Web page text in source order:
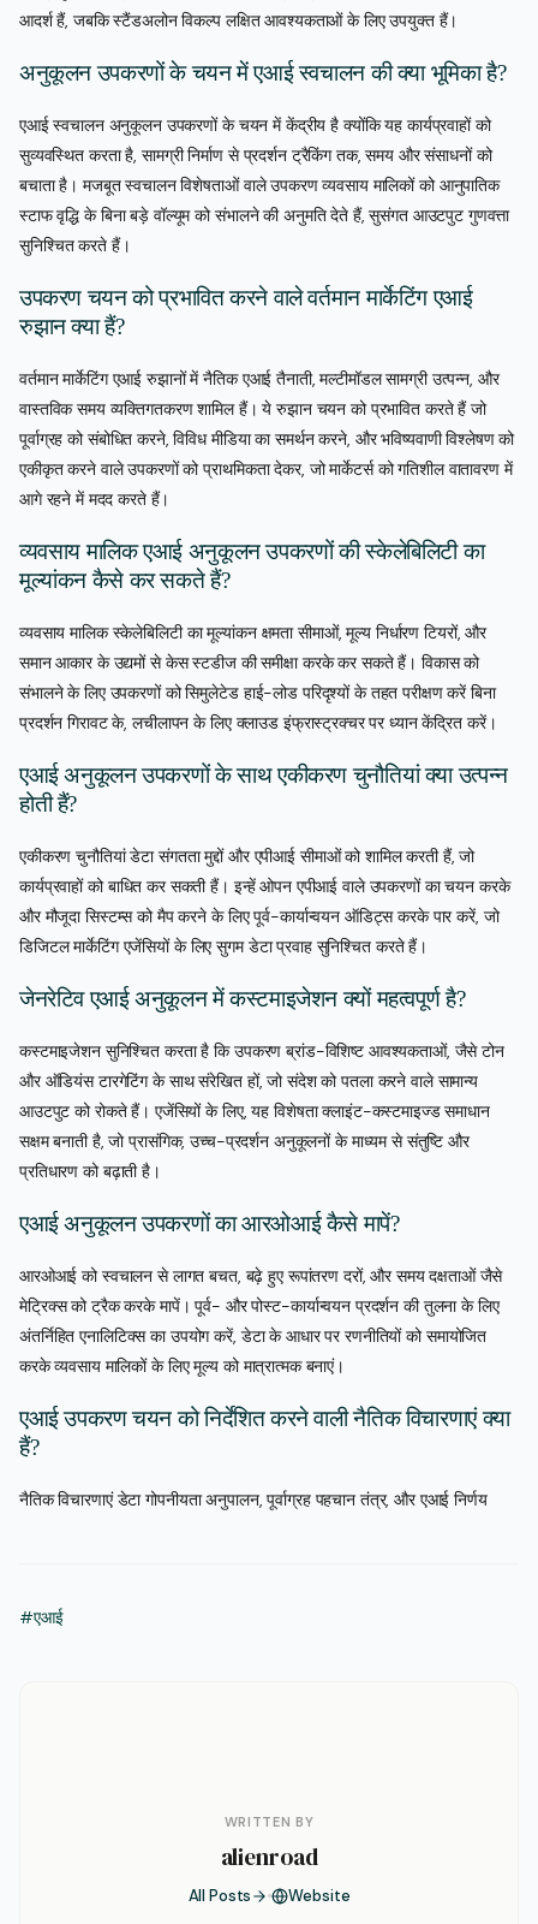
आदर्श हैं, जबकि स्टैंडअलोन विकल्प लक्षित आवश्यकताओं के लिए उपयुक्त हैं।
अनुकूलन उपकरणों के चयन में एआई स्वचालन की क्या भूमिका है?
एआई स्वचालन अनुकूलन उपकरणों के चयन में केंद्रीय है क्योंकि यह कार्यप्रवाहों को
सुव्यवस्थित करता है, सामग्री निर्माण से प्रदर्शन ट्रैकिंग तक, समय और संसाधनों को
बचाता है। मजबूत स्वचालन विशेषताओं वाले उपकरण व्यवसाय मालिकों को आनुपातिक
स्टाफ वृद्धि के बिना बड़े वॉल्यूम को संभालने की अनुमति देते हैं, सुसंगत आउटपुट गुणवत्ता
सुनिश्चित करते हैं।
उपकरण चयन को प्रभावित करने वाले वर्तमान मार्केटिंग एआई
रुझान क्या हैं?
वर्तमान मार्केटिंग एआई रुझानों में नैतिक एआई तैनाती, मल्टीमॉडल सामग्री उत्पन्न, और
वास्तविक समय व्यक्तिगतकरण शामिल हैं। ये रुझान चयन को प्रभावित करते हैं जो
पूर्वाग्रह को संबोधित करने, विविध मीडिया का समर्थन करने, और भविष्यवाणी विश्लेषण को
एकीकृत करने वाले उपकरणों को प्राथमिकता देकर, जो मार्केटर्स को गतिशील वातावरण में
आगे रहने में मदद करते हैं।
व्यवसाय मालिक एआई अनुकूलन उपकरणों की स्केलेबिलिटी का
मूल्यांकन कैसे कर सकते हैं?
व्यवसाय मालिक स्केलेबिलिटी का मूल्यांकन क्षमता सीमाओं, मूल्य निर्धारण टियरों, और
समान आकार के उद्यमों से केस स्टडीज की समीक्षा करके कर सकते हैं। विकास को
संभालने के लिए उपकरणों को सिमुलेटेड हाई-लोड परिदृश्यों के तहत परीक्षण करें बिना
प्रदर्शन गिरावट के, लचीलापन के लिए क्लाउड इंफ्रास्ट्रक्चर पर ध्यान केंद्रित करें।
एआई अनुकूलन उपकरणों के साथ एकीकरण चुनौतियां क्या उत्पन्न
होती हैं?
एकीकरण चुनौतियां डेटा संगतता मुद्दों और एपीआई सीमाओं को शामिल करती हैं, जो
कार्यप्रवाहों को बाधित कर सकती हैं। इन्हें ओपन एपीआई वाले उपकरणों का चयन करके
और मौजूदा सिस्टम्स को मैप करने के लिए पूर्व-कार्यान्वयन ऑडिट्स करके पार करें, जो
डिजिटल मार्केटिंग एजेंसियों के लिए सुगम डेटा प्रवाह सुनिश्चित करते हैं।
जेनरेटिव एआई अनुकूलन में कस्टमाइजेशन क्यों महत्वपूर्ण है?
कस्टमाइजेशन सुनिश्चित करता है कि उपकरण ब्रांड-विशिष्ट आवश्यकताओं, जैसे टोन
और ऑडियंस टारगेटिंग के साथ संरेखित हों, जो संदेश को पतला करने वाले सामान्य
आउटपुट को रोकते हैं। एजेंसियों के लिए, यह विशेषता क्लाइंट-कस्टमाइज्ड समाधान
सक्षम बनाती है, जो प्रासंगिक, उच्च-प्रदर्शन अनुकूलनों के माध्यम से संतुष्टि और
प्रतिधारण को बढ़ाती है।
एआई अनुकूलन उपकरणों का आरओआई कैसे मापें?
आरओआई को स्वचालन से लागत बचत, बढ़े हुए रूपांतरण दरों, और समय दक्षताओं जैसे
मेट्रिक्स को ट्रैक करके मापें। पूर्व- और पोस्ट-कार्यान्वयन प्रदर्शन की तुलना के लिए
अंतर्निहित एनालिटिक्स का उपयोग करें, डेटा के आधार पर रणनीतियों को समायोजित
करके व्यवसाय मालिकों के लिए मूल्य को मात्रात्मक बनाएं।
एआई उपकरण चयन को निर्देशित करने वाली नैतिक विचारणाएं क्या
हैं?
नैतिक विचारणाएं डेटा गोपनीयता अनुपालन, पूर्वाग्रह पहचान तंत्र, और एआई निर्णय
#एआई
WRITTEN BY
alienroad
All Posts Website